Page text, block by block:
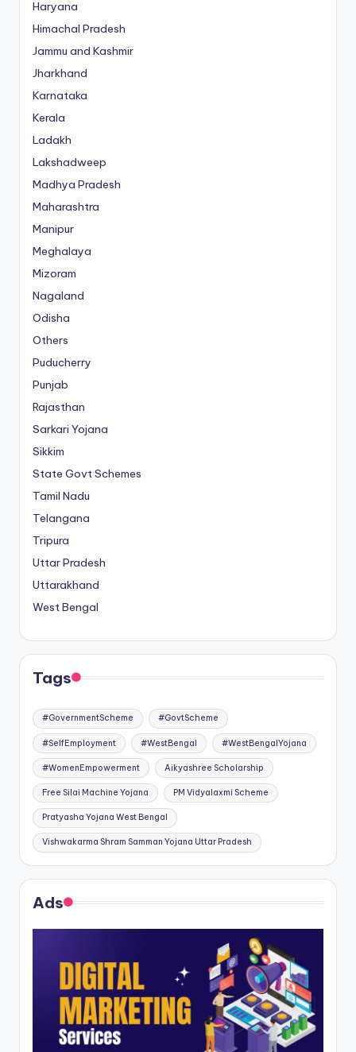
Haryana
Himachal Pradesh
Jammu and Kashmir
Jharkhand
Karnataka
Kerala
Ladakh
Lakshadweep
Madhya Pradesh
Maharashtra
Manipur
Meghalaya
Mizoram
Nagaland
Odisha
Others
Puducherry
Punjab
Rajasthan
Sarkari Yojana
Sikkim
State Govt Schemes
Tamil Nadu
Telangana
Tripura
Uttar Pradesh
Uttarakhand
West Bengal
Tags
#GovernmentScheme #GovtScheme
#SelfEmployment #WestBengal #WestBengalYojana
#WomenEmpowerment Aikyashree Scholarship
Free Silai Machine Yojana PM Vidyalaxmi Scheme
Pratyasha Yojana West Bengal
Vishwakarma Shram Samman Yojana Uttar Pradesh
Ads